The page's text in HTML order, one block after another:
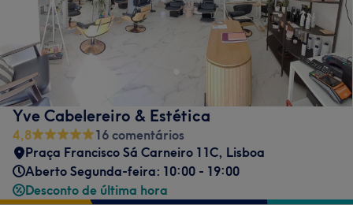
Yve Cabelereiro & Estética
4,8
16 comentários
Praça Francisco Sá Carneiro 11C, Lisboa
Aberto Segunda-feira: 10:00 - 19:00
Desconto de última hora